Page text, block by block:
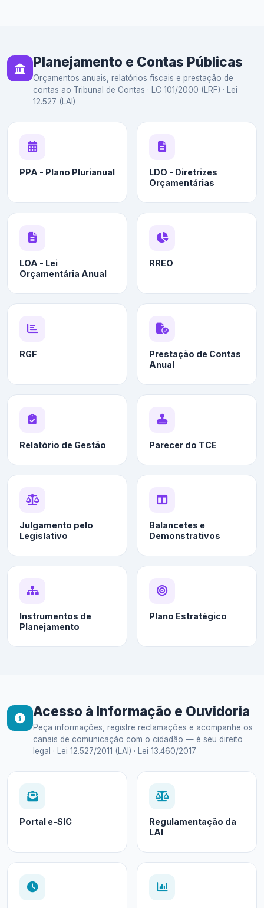
Planejamento e Contas Públicas
Orçamentos anuais, relatórios fiscais e prestação de
contas ao Tribunal de Contas · LC 101/2000 (LRF) · Lei
12.527 (LAI)
PPA - Plano Plurianual
LDO - Diretrizes
Orçamentárias
LOA - Lei
Orçamentária Anual
RREO
RGF
Prestação de Contas
Anual
Relatório de Gestão Parecer do TCE
Julgamento pelo
Legislativo
Balancetes e
Demonstrativos
Instrumentos de
Planejamento
Plano Estratégico
Acesso à Informação e Ouvidoria
Peça informações, registre reclamações e acompanhe os
canais de comunicação com o cidadão — é seu direito
legal · Lei 12.527/2011 (LAI) · Lei 13.460/2017
Portal e-SIC
Regulamentação da
LAI